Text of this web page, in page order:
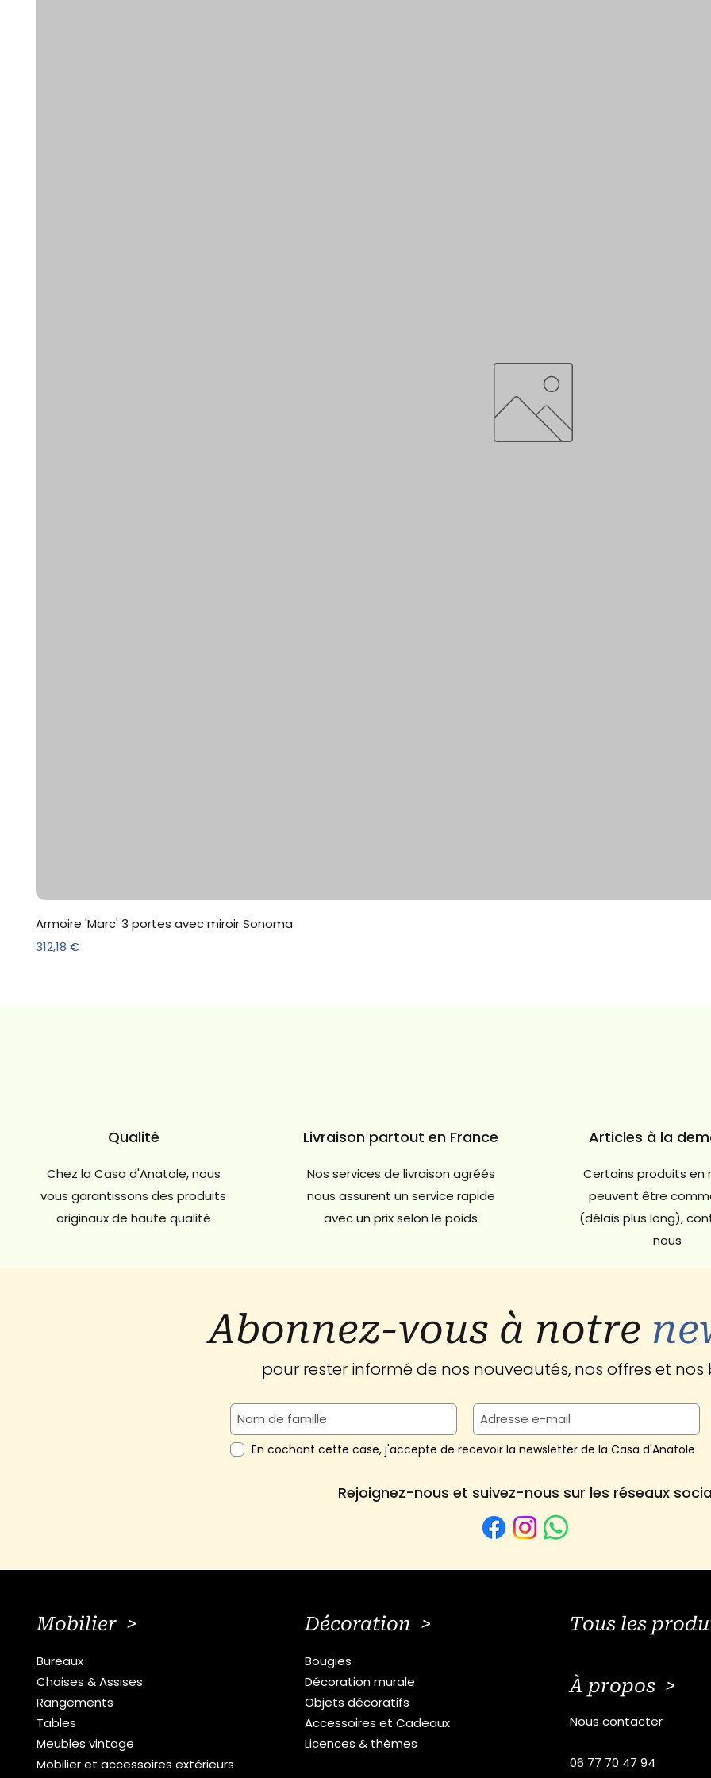
Armoire 'Marc' 3 portes avec miroir Sonoma
Prix
312,18 €
Qualité
Chez la Casa d'Anatole, nous
vous garantissons des produits
originaux de haute qualité
Livraison partout en France
Nos services de livraison agréés
nous assurent un service rapide
avec un prix selon le poids
Articles à la
Certains produits en
peuvent être
(délais plus long),
nous
Abonnez-vous à notre
pour rester informé de nos nouveautés, nos offres et nos
En cochant cette case, j'accepte de recevoir la newsletter de la Casa d'Anatole
Rejoignez-nous et suivez-nous sur les réseaux
Mobilier >
Bureaux
Chaises & Assises
Rangements
Tables
Meubles vintage
Mobilier et accessoires extérieurs
Décoration >
Bougies
Décoration murale
Objets décoratifs
Accessoires et Cadeaux
Licences & thèmes
Tous les
À propos >
Nous contacter
06 77 70 47 94